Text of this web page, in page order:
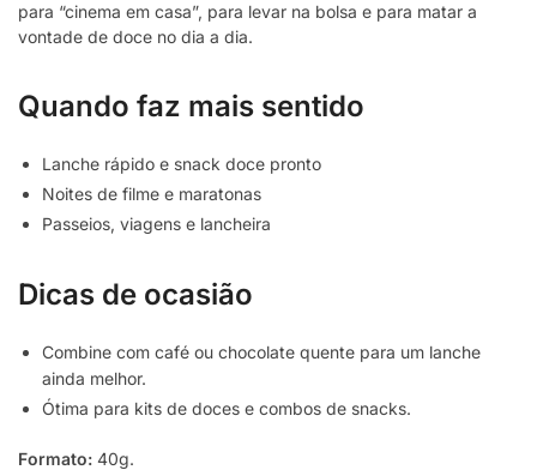
para “cinema em casa”, para levar na bolsa e para matar a
vontade de doce no dia a dia.
Quando faz mais sentido
Lanche rápido e snack doce pronto
Noites de filme e maratonas
Passeios, viagens e lancheira
Dicas de ocasião
Combine com café ou chocolate quente para um lanche
ainda melhor.
Ótima para kits de doces e combos de snacks.
Formato: 40g.